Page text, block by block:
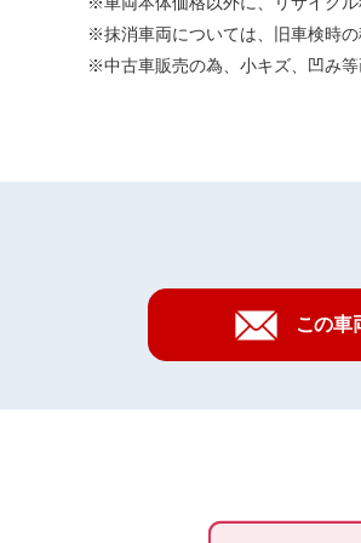
抹消車両については、旧車検時
中古車販売の為、小キズ、凹み
この車